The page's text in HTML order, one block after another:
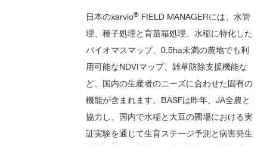
日本のxarvio® FIELD MANAGERには、水管
理、種子処理と育苗箱処理、水稲に特化した
バイオマスマップ、0.5ha未満の農地でも利
用可能なNDVIマップ、雑草防除支援機能な
ど、国内の生産者のニーズに合わせた固有の
機能が含まれます。BASFは昨年、JA全農と
協力し、国内で水稲と大豆の圃場における実
証実験を通じて生育ステージ予測と病害発生